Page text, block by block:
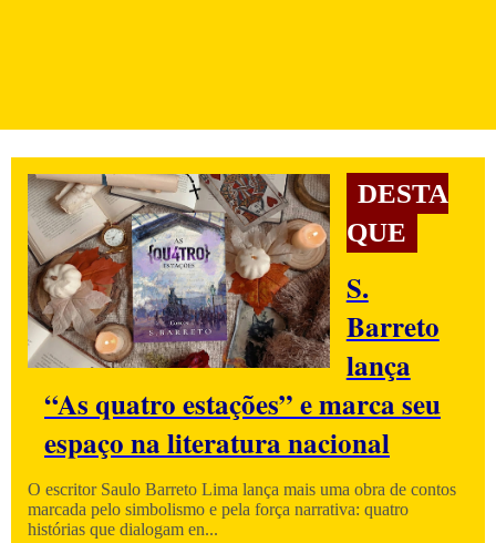
DESTA
QUE
S.
Barreto
lança
“As quatro estações” e marca seu
espaço na literatura nacional
O escritor Saulo Barreto Lima lança mais uma obra de contos
marcada pelo simbolismo e pela força narrativa: quatro
histórias que dialogam en...